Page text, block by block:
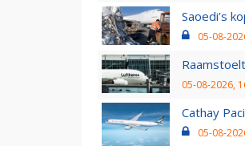
Saoedi’s
05-08-
05-08-2026,
Cathay
05-08-